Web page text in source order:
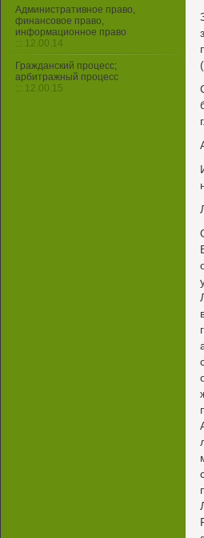
Административное право,
финансовое право,
информационное право
::: 12.00.14
Гражданский процесс;
арбитражный процесс
::: 12.00.15